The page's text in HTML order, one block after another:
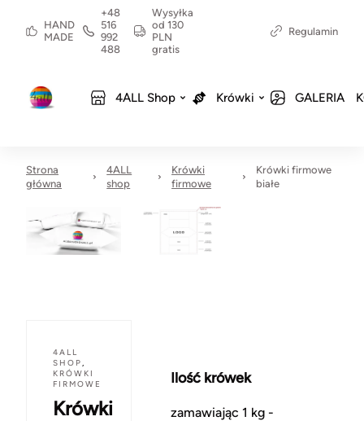
HAND
MADE
+48
516
992
488
Wysyłka
od 130
PLN
gratis
Regulamin
4ALL Shop Krówki GALERIA
Strona
główna
4ALL
shop
Krówki
firmowe
Krówki firmowe
białe
4ALL
SHOP,
KRÓWKI
FIRMOWE
Krówki
Ilość krówek
zamawiając 1 kg -